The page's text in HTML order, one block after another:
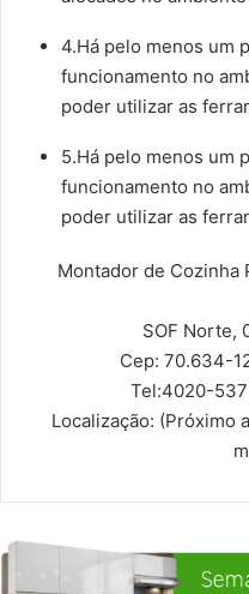
4.Há pelo menos um
funcionamento no
poder utilizar as
5.Há pelo menos um
funcionamento no
poder utilizar as
Montador de Cozinha
SOF Norte,
Cep: 70.634-
Tel:4020-
Localização: (Próximo